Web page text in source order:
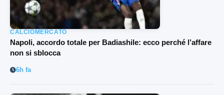
CALCIOMERCATO
Napoli, accordo totale per Badiashile: ecco perché l’affare
non si sblocca
6h fa